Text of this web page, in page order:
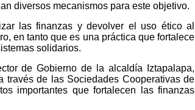
diversos mecanismos para este objetivo.
las finanzas y devolver el uso ético al
en tanto que es una práctica que fortalece
solidarios.
de Gobierno de la alcaldía Iztapalapa,
través de las Sociedades Cooperativas de
importantes que fortalecen las finanzas